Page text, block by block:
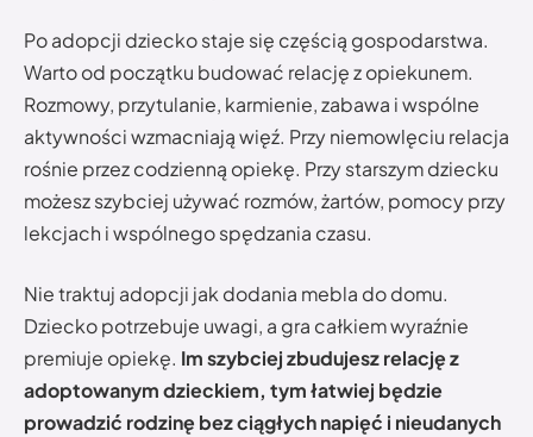
Po adopcji dziecko staje się częścią gospodarstwa.
Warto od początku budować relację z opiekunem.
Rozmowy, przytulanie, karmienie, zabawa i wspólne
aktywności wzmacniają więź. Przy niemowlęciu relacja
rośnie przez codzienną opiekę. Przy starszym dziecku
możesz szybciej używać rozmów, żartów, pomocy przy
lekcjach i wspólnego spędzania czasu.
Nie traktuj adopcji jak dodania mebla do domu.
Dziecko potrzebuje uwagi, a gra całkiem wyraźnie
premiuje opiekę. Im szybciej zbudujesz relację z
adoptowanym dzieckiem, tym łatwiej będzie
prowadzić rodzinę bez ciągłych napięć i nieudanych